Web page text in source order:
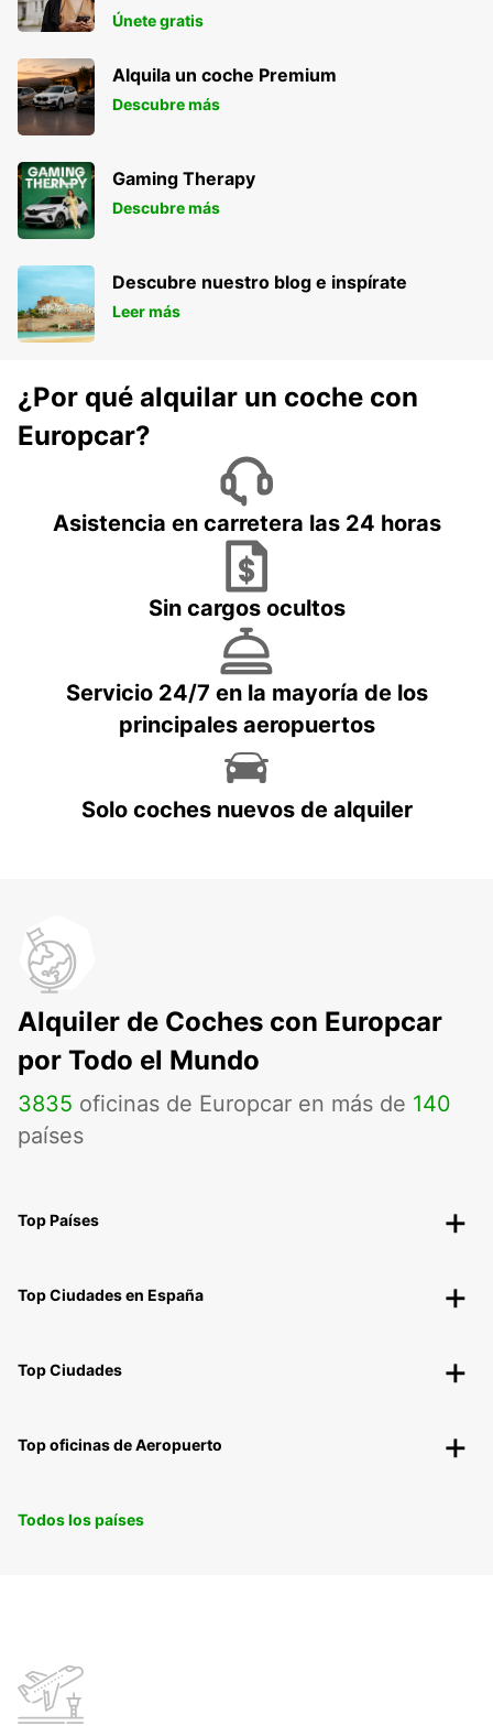
Únete gratis
Alquila un coche Premium
Descubre más
Gaming Therapy
Descubre más
Descubre nuestro blog e inspírate
Leer más
¿Por qué alquilar un coche con
Europcar?
Asistencia en carretera las 24 horas
Sin cargos ocultos
Servicio 24/7 en la mayoría de los
principales aeropuertos
Solo coches nuevos de alquiler
Alquiler de Coches con Europcar
por Todo el Mundo
3835 oficinas de Europcar en más de 140
países
Top Países
Top Ciudades en España
Top Ciudades
Top oficinas de Aeropuerto
Todos los países